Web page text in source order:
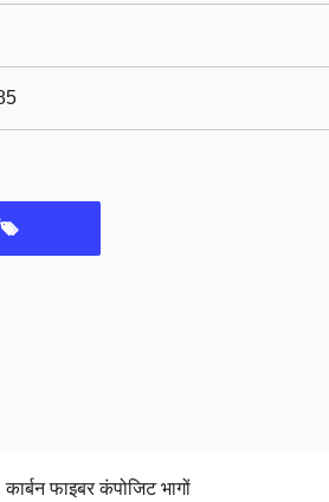
कार्बन फाइबर कंपोजिट भागों